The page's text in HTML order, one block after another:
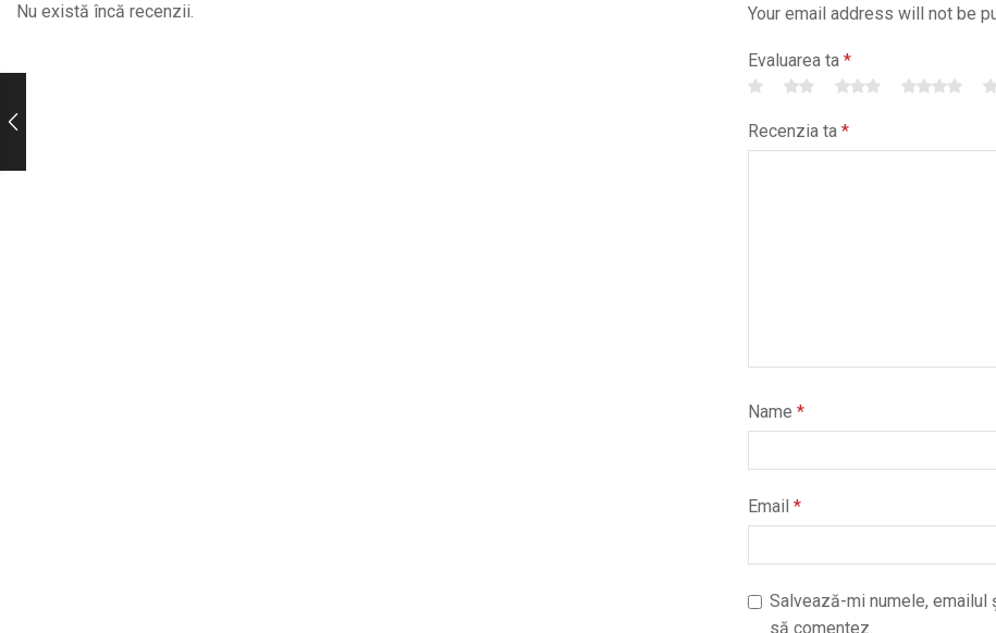
Nu există încă recenzii. Your email address will not be
Evaluarea ta *
Recenzia ta *
Name *
Email *
Salvează-mi numele,
să comentez.